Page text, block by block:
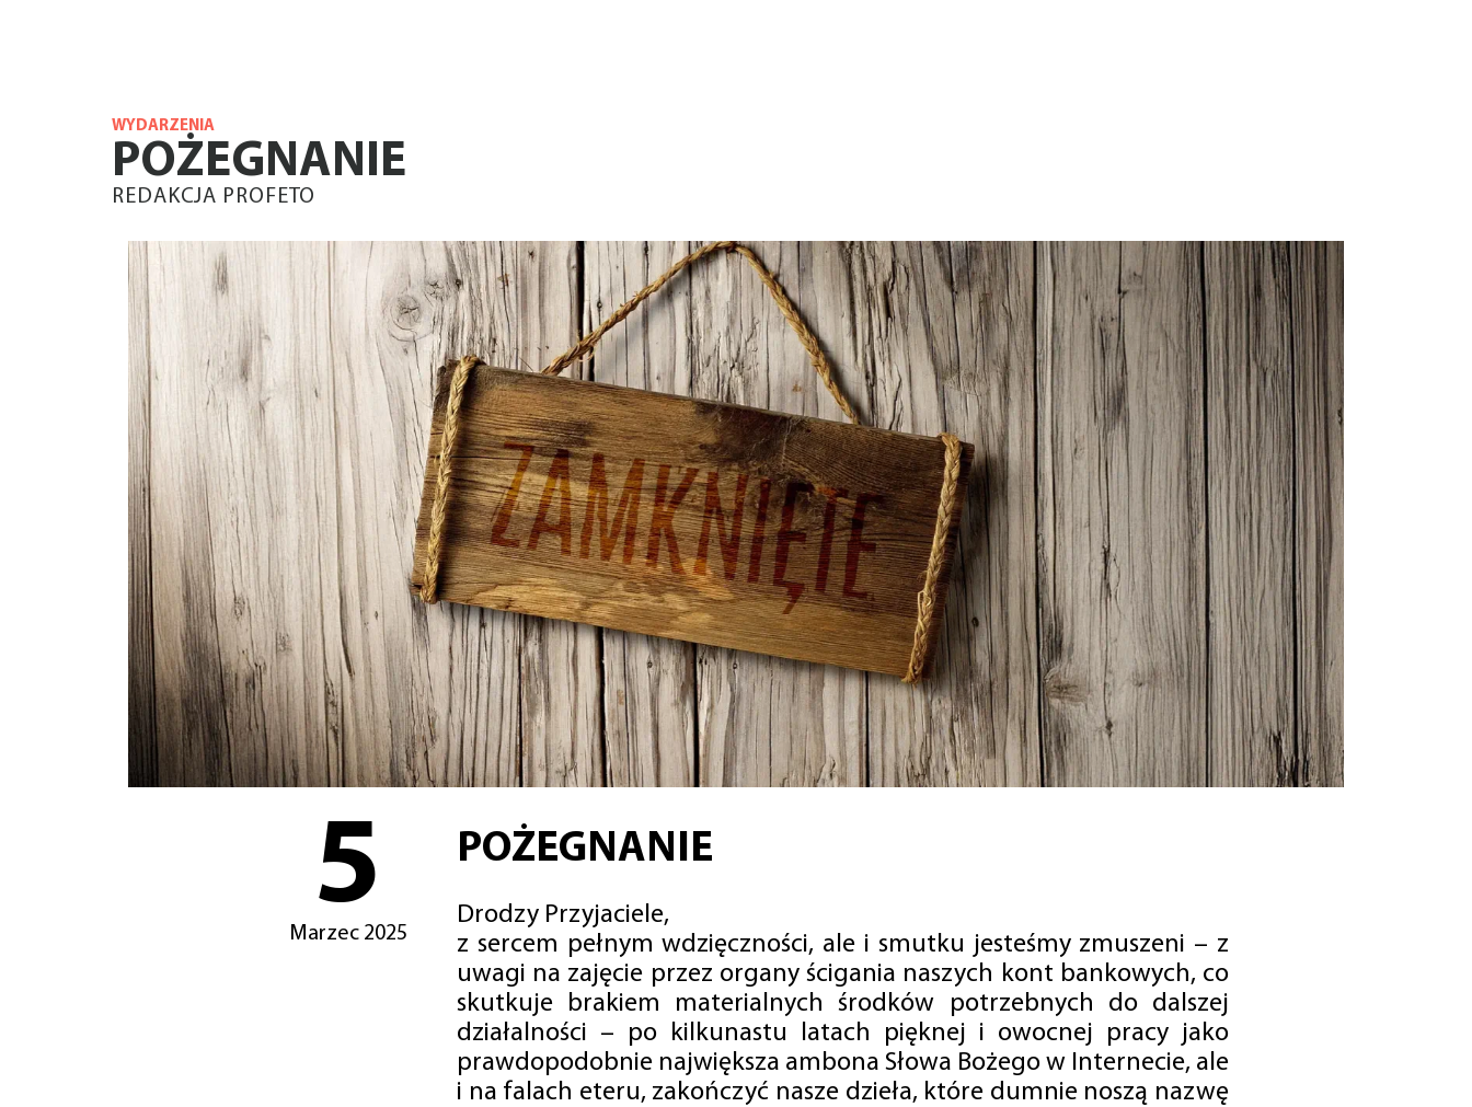
WYDARZENIA
POŻEGNANIE
REDAKCJA PROFETO
5
Marzec 2025
POŻEGNANIE
Drodzy Przyjaciele,
z sercem pełnym wdzięczności, ale i smutku jesteśmy zmuszeni – z
uwagi na zajęcie przez organy ścigania naszych kont bankowych, co
skutkuje brakiem materialnych środków potrzebnych do dalszej
działalności – po kilkunastu latach pięknej i owocnej pracy jako
prawdopodobnie największa ambona Słowa Bożego w Internecie, ale
i na falach eteru, zakończyć nasze dzieła, które dumnie noszą nazwę